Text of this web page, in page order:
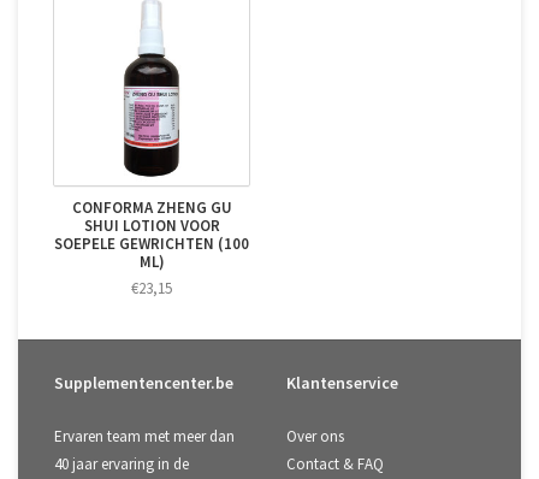
CONFORMA ZHENG GU
SHUI LOTION VOOR
SOEPELE GEWRICHTEN (100
ML)
€23,15
Supplementencenter.be
Ervaren team met meer dan
40 jaar ervaring in de
Klantenservice
Over ons
Contact & FAQ